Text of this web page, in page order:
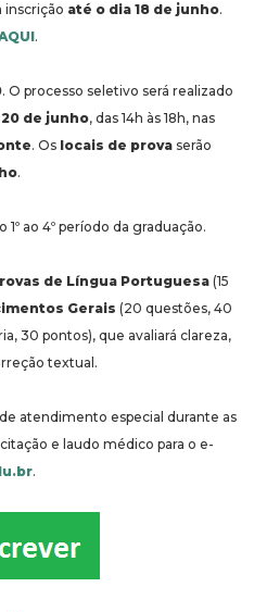
inscrição até o dia 18 de junho.
.
. O processo seletivo será realizado
de junho, das 14h às 18h, nas
. Os locais de prova serão
.
1º ao 4º período da graduação.
de Língua Portuguesa (15
Gerais (20 questões, 40
30 pontos), que avaliará clareza,
textual.
atendimento especial durante as
e laudo médico para o e-
.